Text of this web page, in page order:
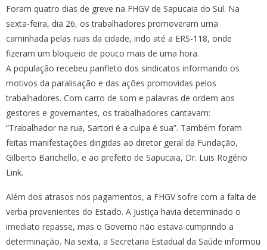
Foram quatro dias de greve na FHGV de Sapucaia do Sul. Na
sexta-feira, dia 26, os trabalhadores promoveram uma
caminhada pelas ruas da cidade, indo até a ERS-118, onde
fizeram um bloqueio de pouco mais de uma hora.
A população recebeu panfleto dos sindicatos informando os
motivos da paralisação e das ações promovidas pelos
trabalhadores. Com carro de som e palavras de ordem aos
gestores e governantes, os trabalhadores cantavam:
“Trabalhador na rua, Sartori é a culpa é sua”. Também foram
feitas manifestações dirigidas ao diretor geral da Fundação,
Gilberto Barichello, e ao prefeito de Sapucaia, Dr. Luis Rogério
Link.
Além dos atrasos nos pagamentos, a FHGV sofre com a falta de
verba provenientes do Estado. A Justiça havia determinado o
imediato repasse, mas o Governo não estava cumprindo a
determinação. Na sexta, a Secretaria Estadual da Saúde informou